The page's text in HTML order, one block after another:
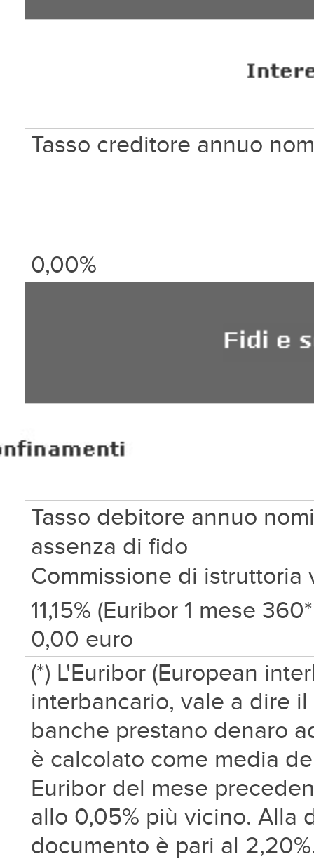
Tasso creditore annuo
0,00%
Tasso debitore annuo
assenza di fido
Commissione di
11,15% (Euribor 1 mese
0,00 euro
(*) L'Euribor (European
interbancario, vale a dire
banche prestano denaro
è calcolato come media
Euribor del mese
allo 0,05% più vicino. Alla
documento è pari al 2,20%